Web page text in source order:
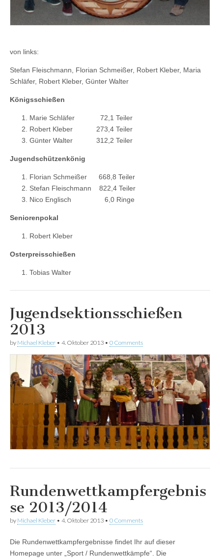
von links:
Stefan Fleischmann, Florian Schmeißer, Robert Kleber, Maria
Schläfer, Robert Kleber, Günter Walter
Königsschießen
Marie Schläfer 72,1 Teiler
Robert Kleber 273,4 Teiler
Günter Walter 312,2 Teiler
Jugendschützenkönig
Florian Schmeißer 668,8 Teiler
Stefan Fleischmann 822,4 Teiler
Nico Englisch 6,0 Ringe
Seniorenpokal
Robert Kleber
Osterpreisschießen
Tobias Walter
Jugendsektionsschießen
2013
by Michael Kleber • 4. Oktober 2013 • 0 Comments
Rundenwettkampfergebnis
se 2013/2014
by Michael Kleber • 4. Oktober 2013 • 0 Comments
Die Rundenwettkampfergebnisse findet Ihr auf dieser
Homepage unter „Sport / Rundenwettkämpfe“. Die